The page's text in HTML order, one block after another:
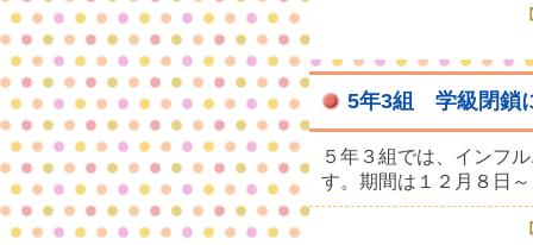
5年3組 学級閉鎖
５年３組では、インフ
す。期間は１２月８日